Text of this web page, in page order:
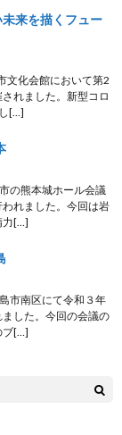
来を描くフュー
文化会館において第2
れました。新型コロ
[…]
の熊本城ホール会議
れました。今回は岩
力[…]
市南区にて令和３年
した。今回の会議の
ブ[…]